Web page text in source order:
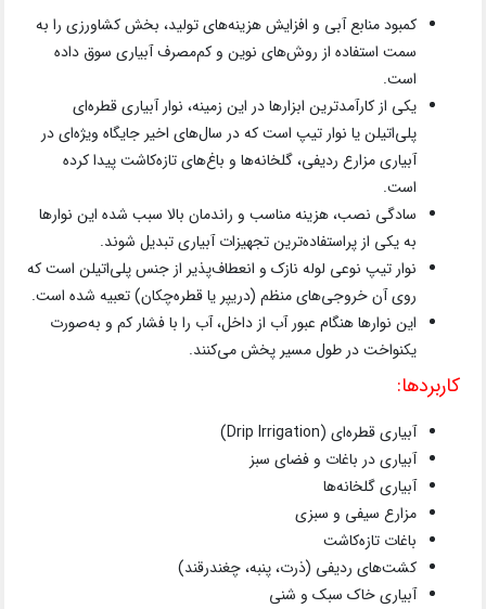
کمبود منابع آبی و افزایش هزینه‌های تولید، بخش کشاورزی را به
سمت استفاده از روش‌های نوین و کم‌مصرف آبیاری سوق داده
است.
یکی از کارآمدترین ابزارها در این زمینه، نوار آبیاری قطره‌ای
پلی‌اتیلن یا نوار تیپ است که در سال‌های اخیر جایگاه ویژه‌ای در
آبیاری مزارع ردیفی، گلخانه‌ها و باغ‌های تازه‌کاشت پیدا کرده
است.
سادگی نصب، هزینه مناسب و راندمان بالا سبب شده این نوارها
به یکی از پراستفاده‌ترین تجهیزات آبیاری تبدیل شوند.
نوار تیپ نوعی لوله نازک و انعطاف‌پذیر از جنس پلی‌اتیلن است که
روی آن خروجی‌های منظم (دریپر یا قطره‌چکان) تعبیه شده است.
این نوارها هنگام عبور آب از داخل، آب را با فشار کم و به‌صورت
یکنواخت در طول مسیر پخش می‌کنند.
کاربردها:
آبیاری قطره‌ای (Drip Irrigation)
آبیاری در باغات و فضای سبز
آبیاری گلخانه‌ها
مزارع سیفی و سبزی
باغات تازه‌کاشت
کشت‌های ردیفی (ذرت، پنبه، چغندرقند)
آبیاری خاک سبک و شنی